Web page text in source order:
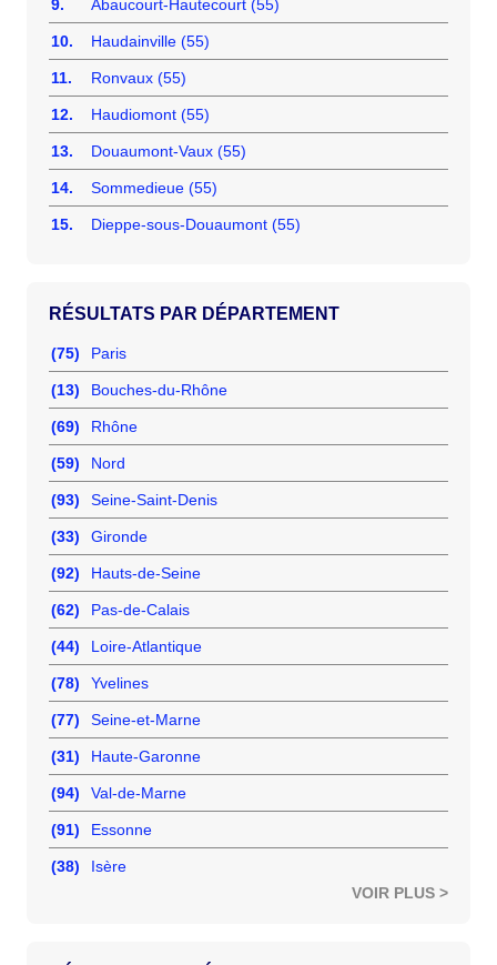
9. Abaucourt-Hautecourt (55)
10. Haudainville (55)
11. Ronvaux (55)
12. Haudiomont (55)
13. Douaumont-Vaux (55)
14. Sommedieue (55)
15. Dieppe-sous-Douaumont (55)
RÉSULTATS PAR DÉPARTEMENT
(75) Paris
(13) Bouches-du-Rhône
(69) Rhône
(59) Nord
(93) Seine-Saint-Denis
(33) Gironde
(92) Hauts-de-Seine
(62) Pas-de-Calais
(44) Loire-Atlantique
(78) Yvelines
(77) Seine-et-Marne
(31) Haute-Garonne
(94) Val-de-Marne
(91) Essonne
(38)
Isère
VOIR PLUS >